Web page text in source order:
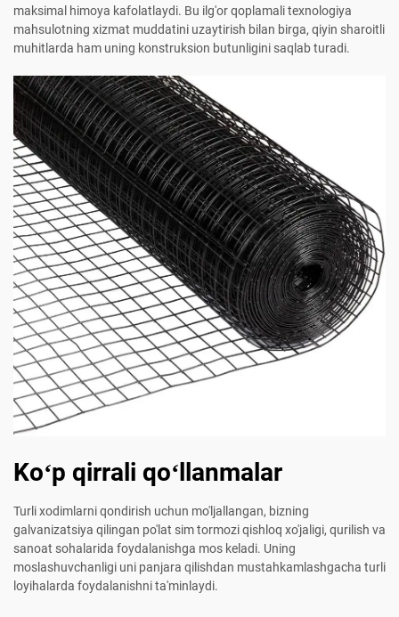
maksimal himoya kafolatlaydi. Bu ilg'or qoplamali texnologiya
mahsulotning xizmat muddatini uzaytirish bilan birga, qiyin sharoitli
muhitlarda ham uning konstruksion butunligini saqlab turadi.
Koʻp qirrali qoʻllanmalar
Turli xodimlarni qondirish uchun mo'ljallangan, bizning
galvanizatsiya qilingan po'lat sim tormozi qishloq xo'jaligi, qurilish va
sanoat sohalarida foydalanishga mos keladi. Uning
moslashuvchanligi uni panjara qilishdan mustahkamlashgacha turli
loyihalarda foydalanishni ta'minlaydi.